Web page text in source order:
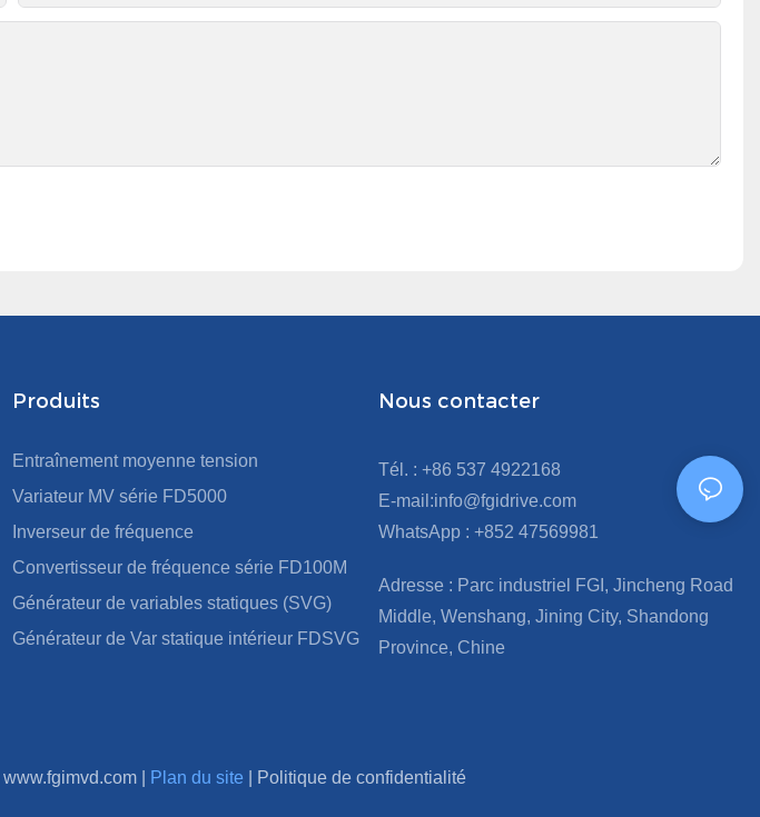
Produits
Entraînement moyenne tension
Variateur MV série FD5000
Inverseur de fréquence
Convertisseur de fréquence série FD100M
Générateur de variables statiques (SVG)
Générateur de Var statique intérieur FDSVG
Nous contacter
Tél. : +86 537 4922168
E-mail:info@fgidrive.com
WhatsApp : +852 47569981
Adresse : Parc industriel FGI, Jincheng Road
Middle, Wenshang, Jining City, Shandong
Province, Chine
www.fgimvd.com Plan du site Politique de confidentialité